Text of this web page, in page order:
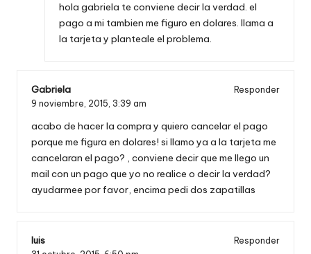
hola gabriela te conviene decir la verdad. el
pago a mi tambien me figuro en dolares. llama a
la tarjeta y planteale el problema.
Gabriela
Responder
9 noviembre, 2015, 3:39 am
acabo de hacer la compra y quiero cancelar el pago
porque me figura en dolares! si llamo ya a la tarjeta me
cancelaran el pago? , conviene decir que me llego un
mail con un pago que yo no realice o decir la verdad?
ayudarmee por favor, encima pedi dos zapatillas
luis
Responder